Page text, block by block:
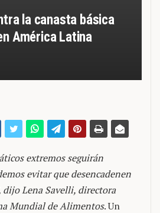
la canasta básica
América Latina
extremos seguirán
evitar que desencadenen
Lena Savelli, directora
Mundial de Alimentos. Un